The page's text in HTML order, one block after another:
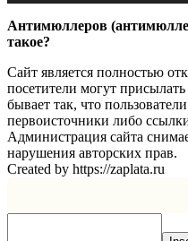
Антимюллеров
такое?
Сайт является полностью
посетители могут
бывает так, что
первоисточники либо
Администрация сайта
нарушения авторских прав.
Created by https://zaplata.ru